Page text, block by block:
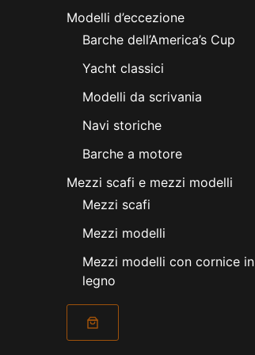
Modelli d’eccezione
Barche dell’America’s Cup
Yacht classici
Modelli da scrivania
Navi storiche
Barche a motore
Mezzi scafi e mezzi modelli
Mezzi scafi
Mezzi modelli
Mezzi modelli con cornice in
legno